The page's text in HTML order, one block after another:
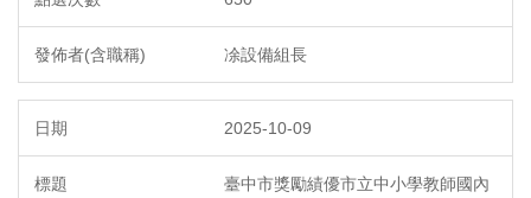
凃設備組長
2025-10-09
臺中市獎勵績優市立中小學教師國內